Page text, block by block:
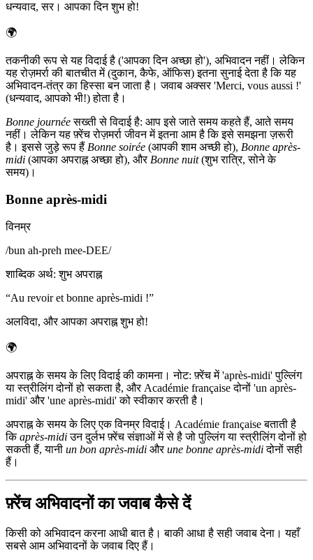
धन्यवाद, सर। आपका दिन शुभ हो!
🌍
तकनीकी रूप से यह विदाई है ('आपका दिन अच्छा हो'), अभिवादन नहीं। लेकिन
यह रोज़मर्रा की बातचीत में (दुकान, कैफे, ऑफिस) इतना सुनाई देता है कि यह
अभिवादन-तंत्र का हिस्सा बन जाता है। जवाब अक्सर 'Merci, vous aussi !'
(धन्यवाद, आपको भी!) होता है।
Bonne journéeसख्ती से विदाई है: आप इसे जाते समय कहते हैं, आते समय
नहीं। लेकिन यह फ़्रेंच रोज़मर्रा जीवन में इतना आम है कि इसे समझना ज़रूरी
है। इससे जुड़े रूप हैं Bonne soirée (आपकी शाम अच्छी हो), Bonne après-
midi (आपका अपराह्न अच्छा हो), और Bonne nuit(शुभ रात्रि, सोने के
समय)।
Bonne après-midi
विनम्र
/bun ah-preh mee-DEE/
शाब्दिक अर्थ: शुभ अपराह्न
“Au revoir et bonne après-midi !”
अलविदा, और आपका अपराह्न शुभ हो!
🌍
अपराह्न के समय के लिए विदाई की कामना। नोट: फ़्रेंच में 'après-midi' पुल्लिंग
या स्त्रीलिंग दोनों हो सकता है, और Académie française दोनों 'un après-
midi' और 'une après-midi' को स्वीकार करती है।
अपराह्न के समय के लिए एक विनम्र विदाई। Académie française बताती है
किaprès-midiउन दुर्लभ फ़्रेंच संज्ञाओं में से है जो पुल्लिंग या स्त्रीलिंग दोनों हो
सकती हैं, यानी un bon après-midi औरune bonne après-midiदोनों सही
हैं।
फ़्रेंच अभिवादनों का जवाब कैसे दें
किसी को अभिवादन करना आधी बात है। बाकी आधा है सही जवाब देना। यहाँ
सबसे आम अभिवादनों के जवाब दिए हैं।